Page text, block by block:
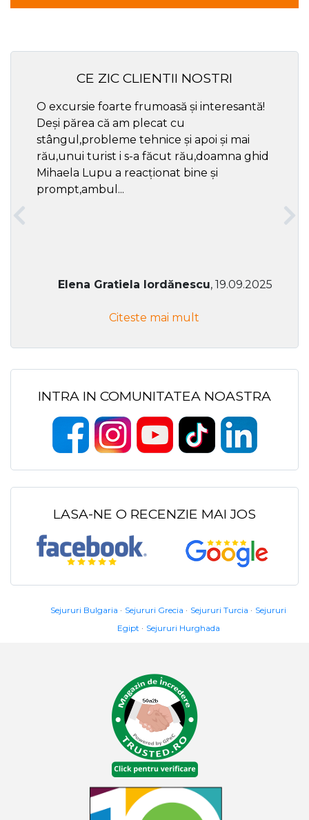
CE ZIC CLIENTII NOSTRI
O excursie foarte frumoasă și interesantă!
Deși părea că am plecat cu
stângul,probleme tehnice și apoi și mai
rău,unui turist i s-a făcut rău,doamna ghid
Mihaela Lupu a reacționat bine și
prompt,ambul...
Elena Gratiela Iordănescu, 19.09.2025
Citeste mai mult
INTRA IN COMUNITATEA NOASTRA
LASA-NE O RECENZIE MAI JOS
Sejururi Bulgaria Sejururi Grecia Sejururi Turcia
Sejururi
Egipt
Sejururi Hurghada